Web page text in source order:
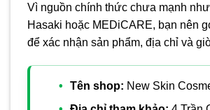
Vì nguồn chính thức chưa mạnh
Hasaki hoặc MEDiCARE, bạn nên
để xác nhận sản phẩm, địa chỉ và
Tên shop: New Skin